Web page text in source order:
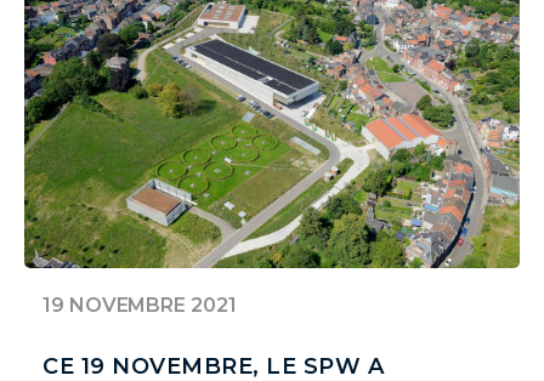
19 NOVEMBRE 2021
CE 19 NOVEMBRE, LE SPW A